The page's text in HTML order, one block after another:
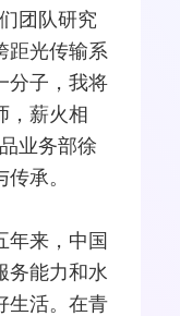
团队研究
距光传输系
分子，我将
，薪火相
业务部徐
承。
年来，中国
务能力和水
生活。在青